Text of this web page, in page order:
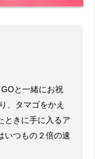
と一緒にお祝
、タマゴをかえ
ときに手に入るア
いつもの２倍の速